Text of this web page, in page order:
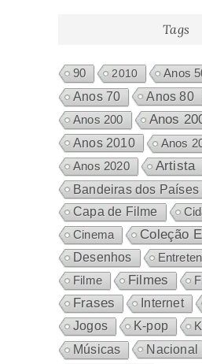
Tags
90 2010 Anos
Anos 70
Anos 80
Anos 200 Anos
Anos 2010 Anos
Anos 2020 Artista
Bandeiras dos Países
Capa de Filme
Cinema
Coleção
Desenhos
Filme
Filmes
Frases Internet
Jogos
K-pop
Músicas Nacional